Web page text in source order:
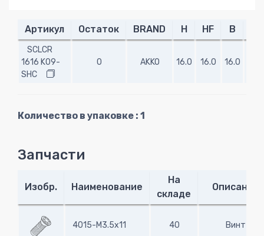
Артикул Остаток BRAND H HF B
SCLCR
1616 K09-
SHC
0 AKKO 16.0 16.0 16.0
Количество в упаковке : 1
Запчасти
Изобр. Наименование
На
складе
Описание
4015-M3.5x11 40 Винт